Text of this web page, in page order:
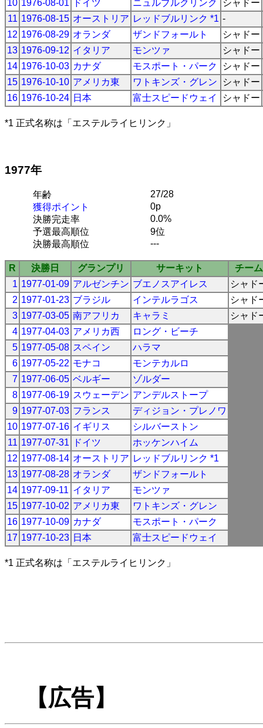
10 1976-08-01 ドイツ ニュルブルクリンク
シャドー
11 1976-08-15 オーストリア レッドブルリンク *1 -
12 1976-08-29 オランダ ザンドフォールト
シャドー
13 1976-09-12 イタリア モンツァ
シャドー
14 1976-10-03 カナダ モスポート・パーク
シャドー
15 1976-10-10 アメリカ東 ワトキンズ・グレン
シャドー
16 1976-10-24 日本 富士スピードウェイ シャドー
*1 正式名称は「エステルライヒリンク」
1977年
年齢
27/28
獲得ポイント
0p
決勝完走率
0.0%
予選最高順位
9位
決勝最高順位
---
R 決勝日 グランプリ サーキット
チーム
1 1977-01-09 アルゼンチン ブエノスアイレス
シャド
2 1977-01-23 ブラジル インテルラゴス
シャド
3 1977-03-05 南アフリカ キャラミ
シャド
4 1977-04-03 アメリカ西
ロング・ビーチ
5 1977-05-08 スペイン
ハラマ
6 1977-05-22 モナコ
モンテカルロ
7 1977-06-05 ベルギー
ゾルダー
8 1977-06-19 スウェーデン アンデルストープ
9 1977-07-03 フランス
ディジョン・プレノワ
10 1977-07-16 イギリス
シルバーストン
11 1977-07-31 ドイツ
ホッケンハイム
12 1977-08-14 オーストリア レッドブルリンク *1
13 1977-08-28 オランダ
ザンドフォールト
14 1977-09-11 イタリア
モンツァ
15 1977-10-02 アメリカ東
ワトキンズ・グレン
16 1977-10-09 カナダ
モスポート・パーク
17 1977-10-23 日本 富士スピードウェイ
*1 正式名称は「エステルライヒリンク」
【広告】